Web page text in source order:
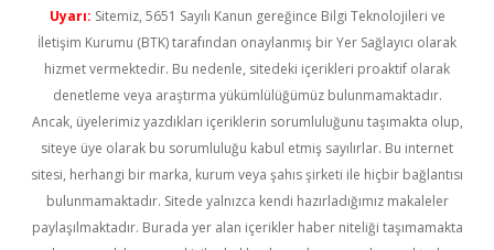
Uyarı: Sitemiz, 5651 Sayılı Kanun gereğince Bilgi Teknolojileri ve
İletişim Kurumu (BTK) tarafından onaylanmış bir Yer Sağlayıcı olarak
hizmet vermektedir. Bu nedenle, sitedeki içerikleri proaktif olarak
denetleme veya araştırma yükümlülüğümüz bulunmamaktadır.
Ancak, üyelerimiz yazdıkları içeriklerin sorumluluğunu taşımakta olup,
siteye üye olarak bu sorumluluğu kabul etmiş sayılırlar. Bu internet
sitesi, herhangi bir marka, kurum veya şahıs şirketi ile hiçbir bağlantısı
bulunmamaktadır. Sitede yalnızca kendi hazırladığımız makaleler
paylaşılmaktadır. Burada yer alan içerikler haber niteliği taşımamakta